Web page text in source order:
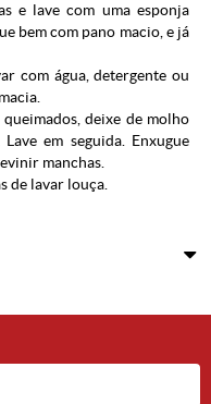
e lave com uma esponja
bem com pano macio, e já
com água, detergente ou
deixe de molho
em seguida. Enxugue
manchas.
de lavar louça.